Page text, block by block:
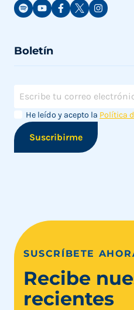
Boletín
Correo
Aviso de
privacidad
Aviso
de
privacidad
He leído y acepto la Política
Suscribirme
SUSCRÍBETE
Recibe
recientes